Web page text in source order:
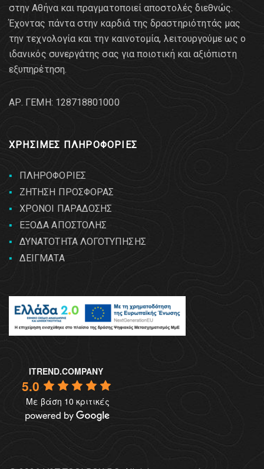
στην Αθήνα και πραγματοποιεί αποστολές διεθνώς.
Έχοντας πάντα στην καρδιά της δραστηριότητάς μας
την τεχνολογία και την καινοτομία, λειτουργούμε ως ο
ιδανικός συνεργάτης σας για ποιοτική και αξιόπιστη
εξυπηρέτηση.
AΡ. ΓΕΜΗ: 128718801000
ΧΡΗΣΙΜΕΣ ΠΛΗΡΟΦΟΡΙΕΣ
ΠΛΗΡΟΦΟΡΙΕΣ
ΖΗΤΗΣΗ ΠΡΟΣΦΟΡΑΣ
ΧΡΟΝΟΙ ΠΑΡΑΔΟΣΗΣ
ΕΞΟΔΑ ΑΠΟΣΤΟΛΗΣ
ΔΥΝΑΤΟΤΗΤΑ ΛΟΓΟΤΥΠΗΣΗΣ
ΔΕΙΓΜΑΤΑ
ITREND.COMPANY
5.0
Με βάση 10 κριτικές